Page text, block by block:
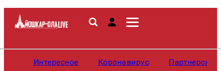
Интересное Коронавирус